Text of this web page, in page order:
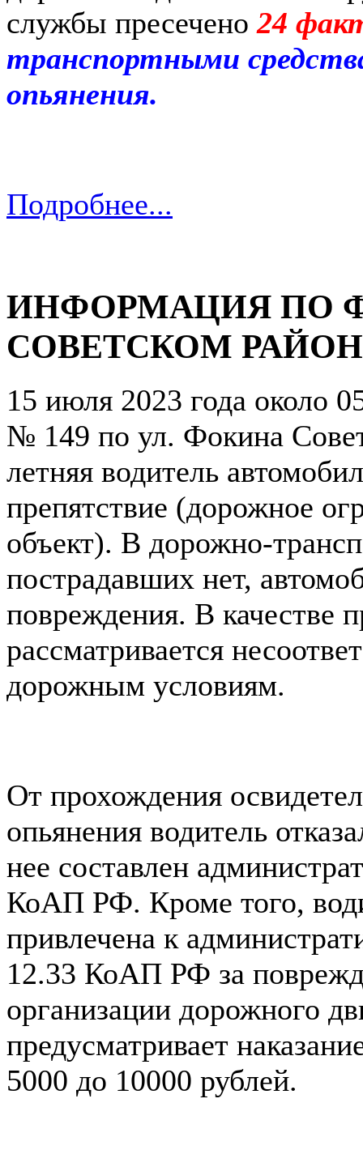
службы пресечено24
транспортными
опьянения.
Подробнее...
ИНФОРМАЦИЯ ПО
СОВЕТСКОМ
15 июля 2023 года около
№ 149 по ул. Фокина
летняя водитель
препятствие (дорожное
объект). В дорожно-
пострадавших нет,
повреждения. В качестве
рассматривается
дорожным условиям.
От прохождения
опьянения водитель
нее составлен
КоАП РФ. Кроме того,
привлечена к
12.33 КоАП РФ за
организации дорожного
предусматривает
5000 до 10000 рублей.